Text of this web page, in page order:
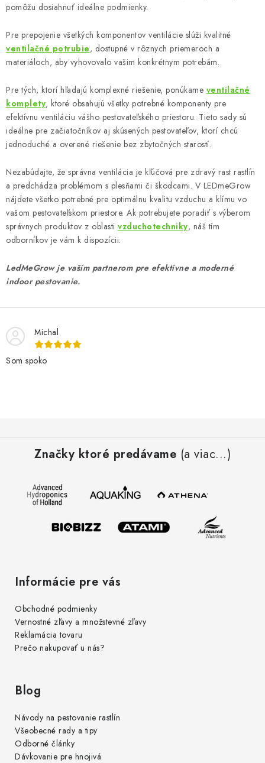
pomôžu dosiahnuť ideálne podmienky.
Pre prepojenie všetkých komponentov ventilácie slúži kvalitné
ventilačné potrubie, dostupné v rôznych priemeroch a
materiáloch, aby vyhovovalo vašim konkrétnym potrebám.
Pre tých, ktorí hľadajú komplexné riešenie, ponúkame ventilačné
komplety, ktoré obsahujú všetky potrebné komponenty pre
efektívnu ventiláciu vášho pestovateľského priestoru. Tieto sady sú
ideálne pre začiatočníkov aj skúsených pestovateľov, ktorí chcú
jednoduché a overené riešenie bez zbytočných starostí.
Nezabúdajte, že správna ventilácia je kľúčová pre zdravý rast rastlín
a predchádza problémom s plesňami či škodcami. V LEDmeGrow
nájdete všetko potrebné pre optimálnu kvalitu vzduchu a klímu vo
vašom pestovateľskom priestore. Ak potrebujete poradiť s výberom
správnych produktov z oblasti vzduchotechniky, náš tím
odborníkov je vám k dispozícii.
LedMeGrow je vaším partnerom pre efektívne a moderné
indoor pestovanie.
Michal
Som spoko
Značky ktoré predávame (a viac...)
Informácie pre vás
Obchodné podmienky
Vernostné zľavy a množstevné zľavy
Reklamácia tovaru
Prečo nakupovať u nás?
Blog
Návody na pestovanie rastlín
Všeobecné rady a tipy
Odborné články
Dávkovanie pre hnojivá